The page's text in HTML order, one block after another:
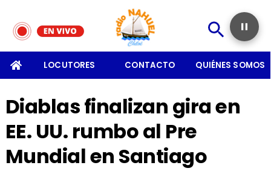
LOCUTORES CONTACTO QUIÉNES SOMOS
Diablas finalizan gira en
EE. UU. rumbo al Pre
Mundial en Santiago